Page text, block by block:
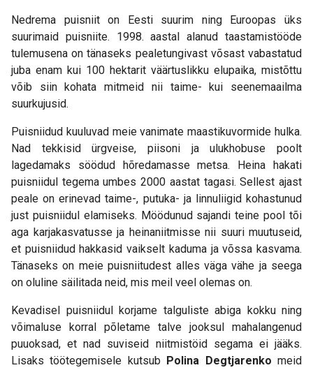
Nedrema puisniit on Eesti suurim ning Euroopas üks
suurimaid puisniite. 1998. aastal alanud taastamistööde
tulemusena on tänaseks pealetungivast võsast vabastatud
juba enam kui 100 hektarit väärtuslikku elupaika, mistõttu
võib siin kohata mitmeid nii taime- kui seenemaailma
suurkujusid.
Puisniidud kuuluvad meie vanimate maastikuvormide hulka.
Nad tekkisid ürgveise, piisoni ja ulukhobuse poolt
lagedamaks söödud hõredamasse metsa. Heina hakati
puisniidul tegema umbes 2000 aastat tagasi. Sellest ajast
peale on erinevad taime-, putuka- ja linnuliigid kohastunud
just puisniidul elamiseks. Möödunud sajandi teine pool tõi
aga karjakasvatusse ja heinaniitmisse nii suuri muutuseid,
et puisniidud hakkasid vaikselt kaduma ja võssa kasvama.
Tänaseks on meie puisniitudest alles väga vähe ja seega
on oluline säilitada neid, mis meil veel olemas on.
Kevadisel puisniidul korjame talguliste abiga kokku ning
võimaluse korral põletame talve jooksul mahalangenud
puuoksad, et nad suviseid niitmistöid segama ei jääks.
Lisaks töötegemisele kutsub Polina Degtjarenko meid